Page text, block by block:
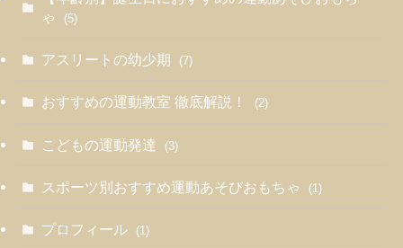
ゃ
(5)
アスリートの幼少期 (7)
おすすめの運動教室 徹底解説！ (2)
こどもの運動発達 (3)
スポーツ別おすすめ運動あそびおもちゃ (1)
プロフィール (1)